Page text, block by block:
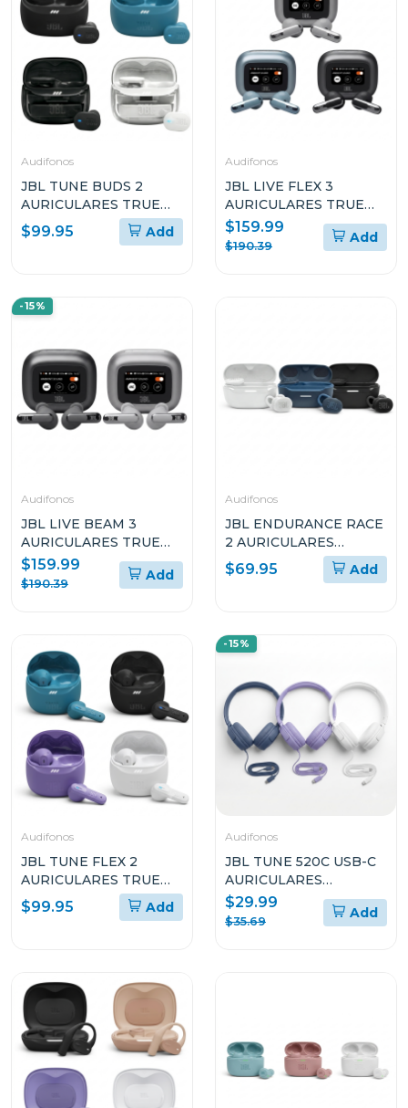
Audifonos
JBL TUNE BUDS 2
AURICULARES TRUE
WIRELESS CON
CANCELACIÓN DE
$99.95 Add
Audifonos
JBL LIVE FLEX 3
AURICULARES TRUE
WIRELESS CON
CANCELACIÓN DE
$159.99
$190.39
Add
-15%
Audifonos
JBL LIVE BEAM 3
AURICULARES TRUE
WIRELESS CON
CANCELACIÓN DE
$159.99
$190.39
Add
Audifonos
JBL ENDURANCE RACE
2 AURICULARES
DEPORTIVOS TRUE
WIRELESS
$69.95 Add
Audifonos
JBL TUNE FLEX 2
AURICULARES TRUE
WIRELESS CON
CANCELACIÓN DE
$99.95 Add
-15%
Audifonos
JBL TUNE 520C USB-C
AURICULARES
INTRAAURALES DE
ALTA RESOLUCIÓN
$29.99
$35.69
Add